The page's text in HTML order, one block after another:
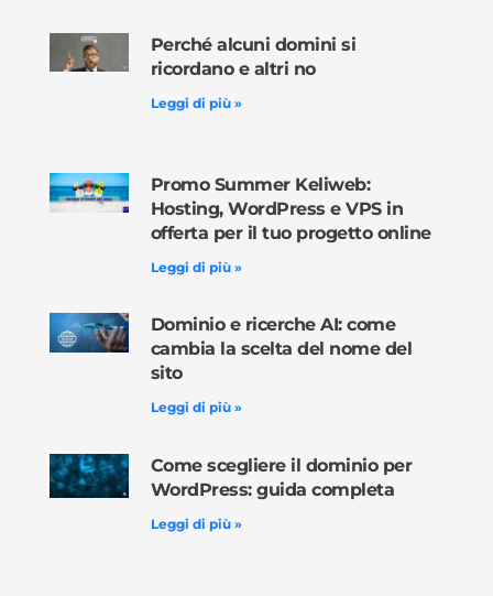
Perché alcuni domini si
ricordano e altri no
Leggi di più »
Promo Summer Keliweb:
Hosting, WordPress e VPS in
offerta per il tuo progetto online
Leggi di più »
Dominio e ricerche AI: come
cambia la scelta del nome del
sito
Leggi di più »
Come scegliere il dominio per
WordPress: guida completa
Leggi di più »